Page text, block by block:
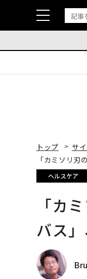
トップ サ
「カミソリ
ヘルスケア
「カ
バス